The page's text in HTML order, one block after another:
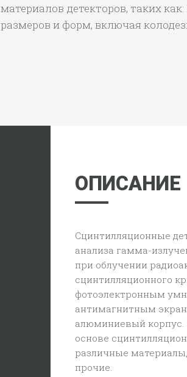
материалов детекторов, таких
размеров и форм, включая
ОПИСАНИЕ
Сцинтилляционные
анализа гамма-
при облучении
сцинтилляционного
фотоэлектронным
антимагнитным
алюминиевый корпус.
основе
различные материалы,
прочие.